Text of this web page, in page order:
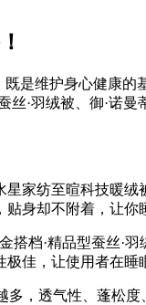
是维护身心健康
·羽绒被、御·诺
家纺至暄科技暖
身却不附着，让你
档·精品型蚕丝·
佳，让使用者在睡
，透气性、蓬松